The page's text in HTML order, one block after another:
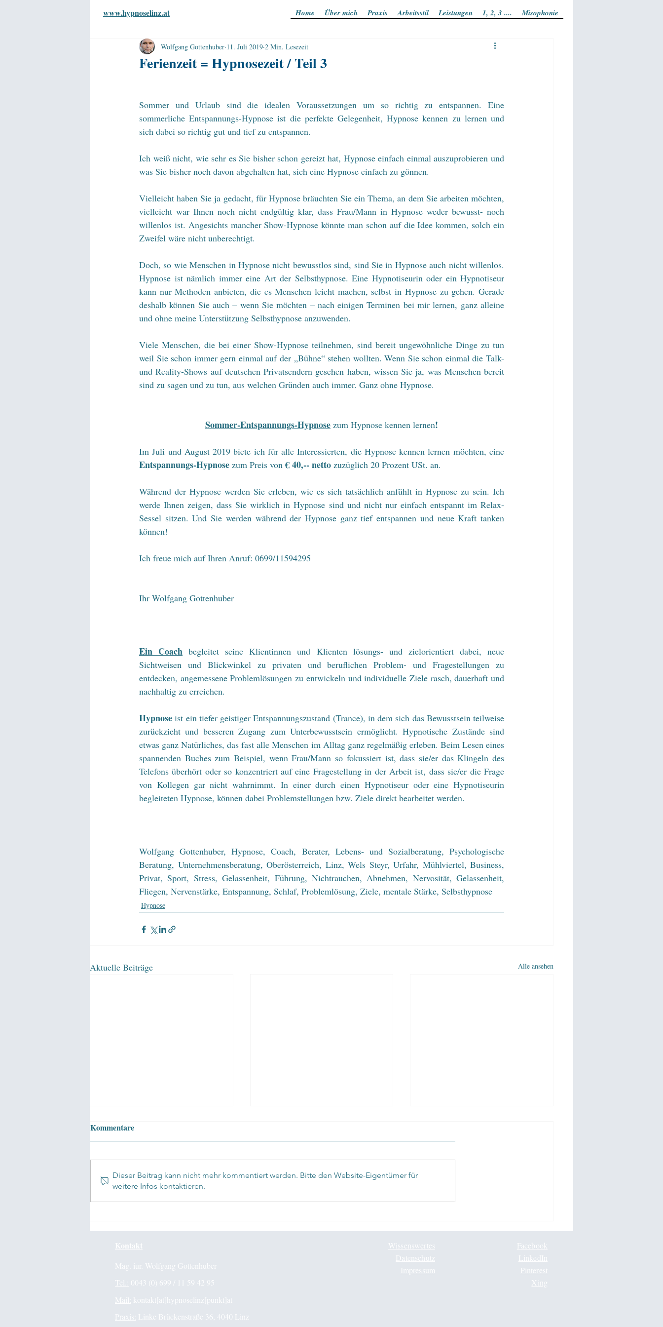
Home Über mich Praxis Arbeitsstil Leistungen 1, 2, 3 .... Misophonie
www.hypnoselinz.at
Ferienzeit = Hypnosezeit / Teil 3
Wolfgang Gottenhuber 11. Juli 2019 2 Min. Lesezeit
Sommer und Urlaub sind die idealen Voraussetzungen um so richtig zu entspannen. Eine
sommerliche Entspannungs-Hypnose ist die perfekte Gelegenheit, Hypnose kennen zu lernen und
sich dabei so richtig gut und tief zu entspannen.
Ich weiß nicht, wie sehr es Sie bisher schon gereizt hat, Hypnose einfach einmal auszuprobieren und
was Sie bisher noch davon abgehalten hat, sich eine Hypnose einfach zu gönnen.
Vielleicht haben Sie ja gedacht, für Hypnose bräuchten Sie ein Thema, an dem Sie arbeiten möchten,
vielleicht war Ihnen noch nicht endgültig klar, dass Frau/Mann in Hypnose weder bewusst- noch
willenlos ist. Angesichts mancher Show-Hypnose könnte man schon auf die Idee kommen, solch ein
Zweifel wäre nicht unberechtigt.
Doch, so wie Menschen in Hypnose nicht bewusstlos sind, sind Sie in Hypnose auch nicht willenlos.
Hypnose ist nämlich immer eine Art der Selbsthypnose. Eine Hypnotiseurin oder ein Hypnotiseur
kann nur Methoden anbieten, die es Menschen leicht machen, selbst in Hypnose zu gehen. Gerade
deshalb können Sie auch – wenn Sie möchten – nach einigen Terminen bei mir lernen, ganz alleine
und ohne meine Unterstützung Selbsthypnose anzuwenden.
Viele Menschen, die bei einer Show-Hypnose teilnehmen, sind bereit ungewöhnliche Dinge zu tun
weil Sie schon immer gern einmal auf der „Bühne“ stehen wollten. Wenn Sie schon einmal die Talk-
und Reality-Shows auf deutschen Privatsendern gesehen haben, wissen Sie ja, was Menschen bereit
sind zu sagen und zu tun, aus welchen Gründen auch immer. Ganz ohne Hypnose.
Sommer-Entspannungs-Hypnose zum Hypnose kennen lernen!
Entspannungs-Hypnose zum Preis von € 40,-- netto zuzüglich 20 Prozent USt. an.
Während der Hypnose werden Sie erleben, wie es sich tatsächlich anfühlt in Hypnose zu sein. Ich
werde Ihnen zeigen, dass Sie wirklich in Hypnose sind und nicht nur einfach entspannt im Relax-
Sessel sitzen. Und Sie werden während der Hypnose ganz tief entspannen und neue Kraft tanken
können!
Ich freue mich auf Ihren Anruf: 0699/11594295
Ihr Wolfgang Gottenhuber
Ein Coach begleitet seine Klientinnen und Klienten lösungs- und zielorientiert dabei, neue
Sichtweisen und Blickwinkel zu privaten und beruflichen Problem- und Fragestellungen zu
entdecken, angemessene Problemlösungen zu entwickeln und individuelle Ziele rasch, dauerhaft und
nachhaltig zu erreichen.
Hypnose ist ein tiefer geistiger Entspannungszustand (Trance), in dem sich das Bewusstsein teilweise
zurückzieht und besseren Zugang zum Unterbewusstsein ermöglicht. Hypnotische Zustände sind
etwas ganz Natürliches, das fast alle Menschen im Alltag ganz regelmäßig erleben. Beim Lesen eines
spannenden Buches zum Beispiel, wenn Frau/Mann so fokussiert ist, dass sie/er das Klingeln des
Telefons überhört oder so konzentriert auf eine Fragestellung in der Arbeit ist, dass sie/er die Frage
von Kollegen gar nicht wahrnimmt. In einer durch einen Hypnotiseur oder eine Hypnotiseurin
begleiteten Hypnose, können dabei Problemstellungen bzw. Ziele direkt bearbeitet werden.
Wolfgang Gottenhuber, Hypnose, Coach, Berater, Lebens- und Sozialberatung, Psychologische
Beratung, Unternehmensberatung, Oberösterreich, Linz, Wels Steyr, Urfahr, Mühlviertel, Business,
Privat, Sport, Stress, Gelassenheit, Führung, Nichtrauchen, Abnehmen, Nervosität, Gelassenheit,
Fliegen, Nervenstärke, Entspannung, Schlaf, Problemlösung, Ziele, mentale Stärke, Selbsthypnose
Hypnose
Aktuelle Beiträge Alle ansehen
✅Mindfulness in Elite Sport ✅Mindfulness in Elite Sport ✅Mindfulness in Elite Sport
Kommentare
Dieser Beitrag kann nicht mehr kommentiert werden. Bitte den Website-Eigentümer für
weitere Infos kontaktieren.
Kontakt
Mag. iur. Wolfgang Gottenhuber
Tel.:
0043 (0) 699 / 11 59 42 95
Mail: kontakt[at]hypnoselinz[punkt]at
Praxis: Linke Brückenstraße 36, 4040 Linz
Wissenswertes
Datenschutz
Impressum
Facebook
LinkedIn
Pinterest
Xing